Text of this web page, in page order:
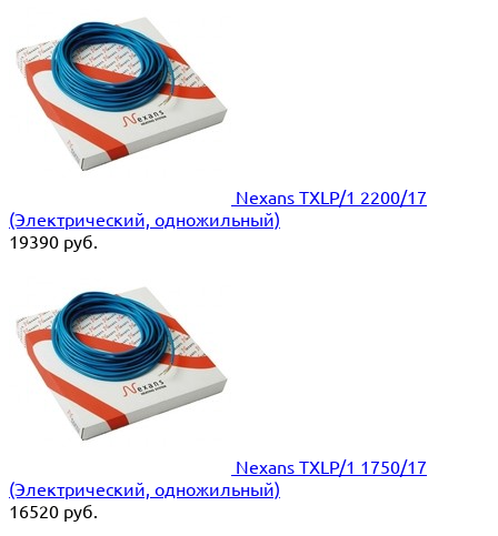
Nexans TXLP/1 2200/17
(Электрический, одножильный)
19390 руб.
Nexans TXLP/1 1750/17
(Электрический, одножильный)
16520 руб.